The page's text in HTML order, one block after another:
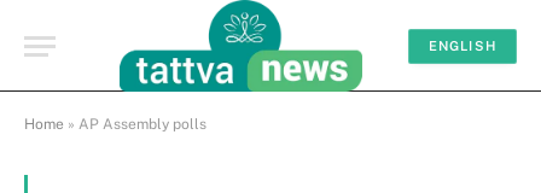
ENGLISH
Home » AP Assembly polls